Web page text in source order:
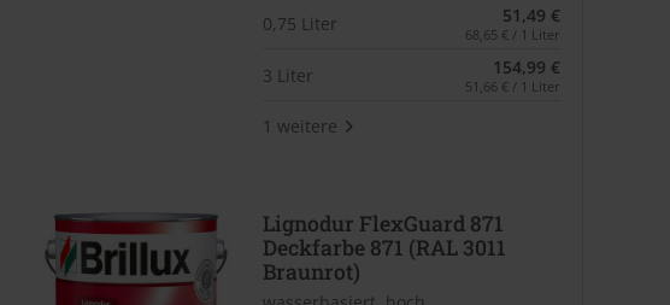
0,75 Liter 51,49 €
68,65 € / 1 Liter
3 Liter 154,99 €
51,66 € / 1 Liter
1 weitere
Lignodur FlexGuard 871
Deckfarbe 871 (RAL 3011
Braunrot)